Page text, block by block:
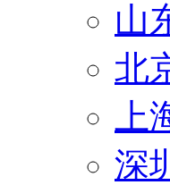
山
北
上
深